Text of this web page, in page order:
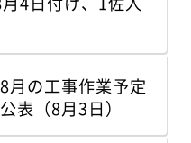
月の工事作業予定
表（8月3日）